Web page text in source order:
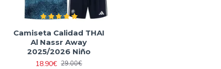
Camiseta Calidad THAI
Al Nassr Away
2025/2026 Niño
18.90€ 29.00€